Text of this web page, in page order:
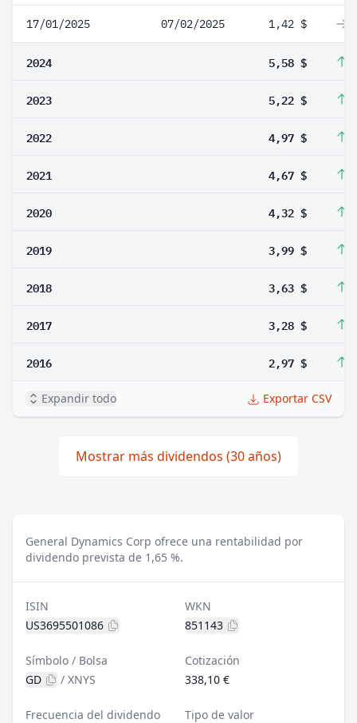
17/01/2025 07/02/2025 1,42 $
2024 5,58 $
2023 5,22 $
2022 4,97 $
2021 4,67 $
2020 4,32 $
2019 3,99 $
2018 3,63 $
2017 3,28 $
2016 2,97 $
Expandir todo Exportar CSV
Mostrar más dividendos (30 años)
General Dynamics Corp ofrece una rentabilidad por
dividendo prevista de 1,65 %.
ISIN
US3695501086
WKN
851143
Símbolo / Bolsa
GD
/ XNYS
Cotización
338,10 €
Frecuencia del dividendo
Tipo de valor